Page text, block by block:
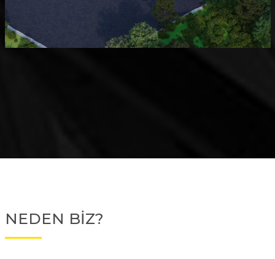
NEDEN BİZ?